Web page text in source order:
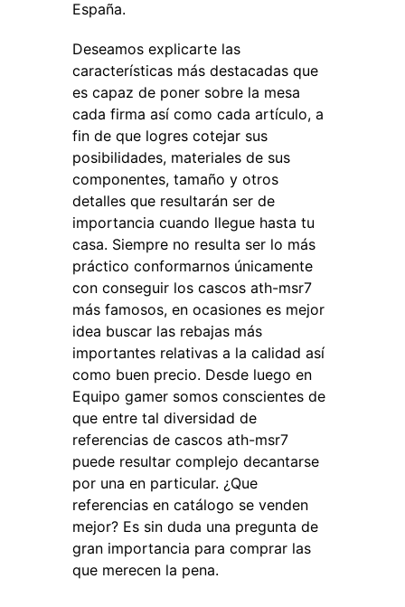
España.
Deseamos explicarte las
características más destacadas que
es capaz de poner sobre la mesa
cada firma así como cada artículo, a
fin de que logres cotejar sus
posibilidades, materiales de sus
componentes, tamaño y otros
detalles que resultarán ser de
importancia cuando llegue hasta tu
casa. Siempre no resulta ser lo más
práctico conformarnos únicamente
con conseguir los cascos ath-msr7
más famosos, en ocasiones es mejor
idea buscar las rebajas más
importantes relativas a la calidad así
como buen precio. Desde luego en
Equipo gamer somos conscientes de
que entre tal diversidad de
referencias de cascos ath-msr7
puede resultar complejo decantarse
por una en particular. ¿Que
referencias en catálogo se venden
mejor? Es sin duda una pregunta de
gran importancia para comprar las
que merecen la pena.